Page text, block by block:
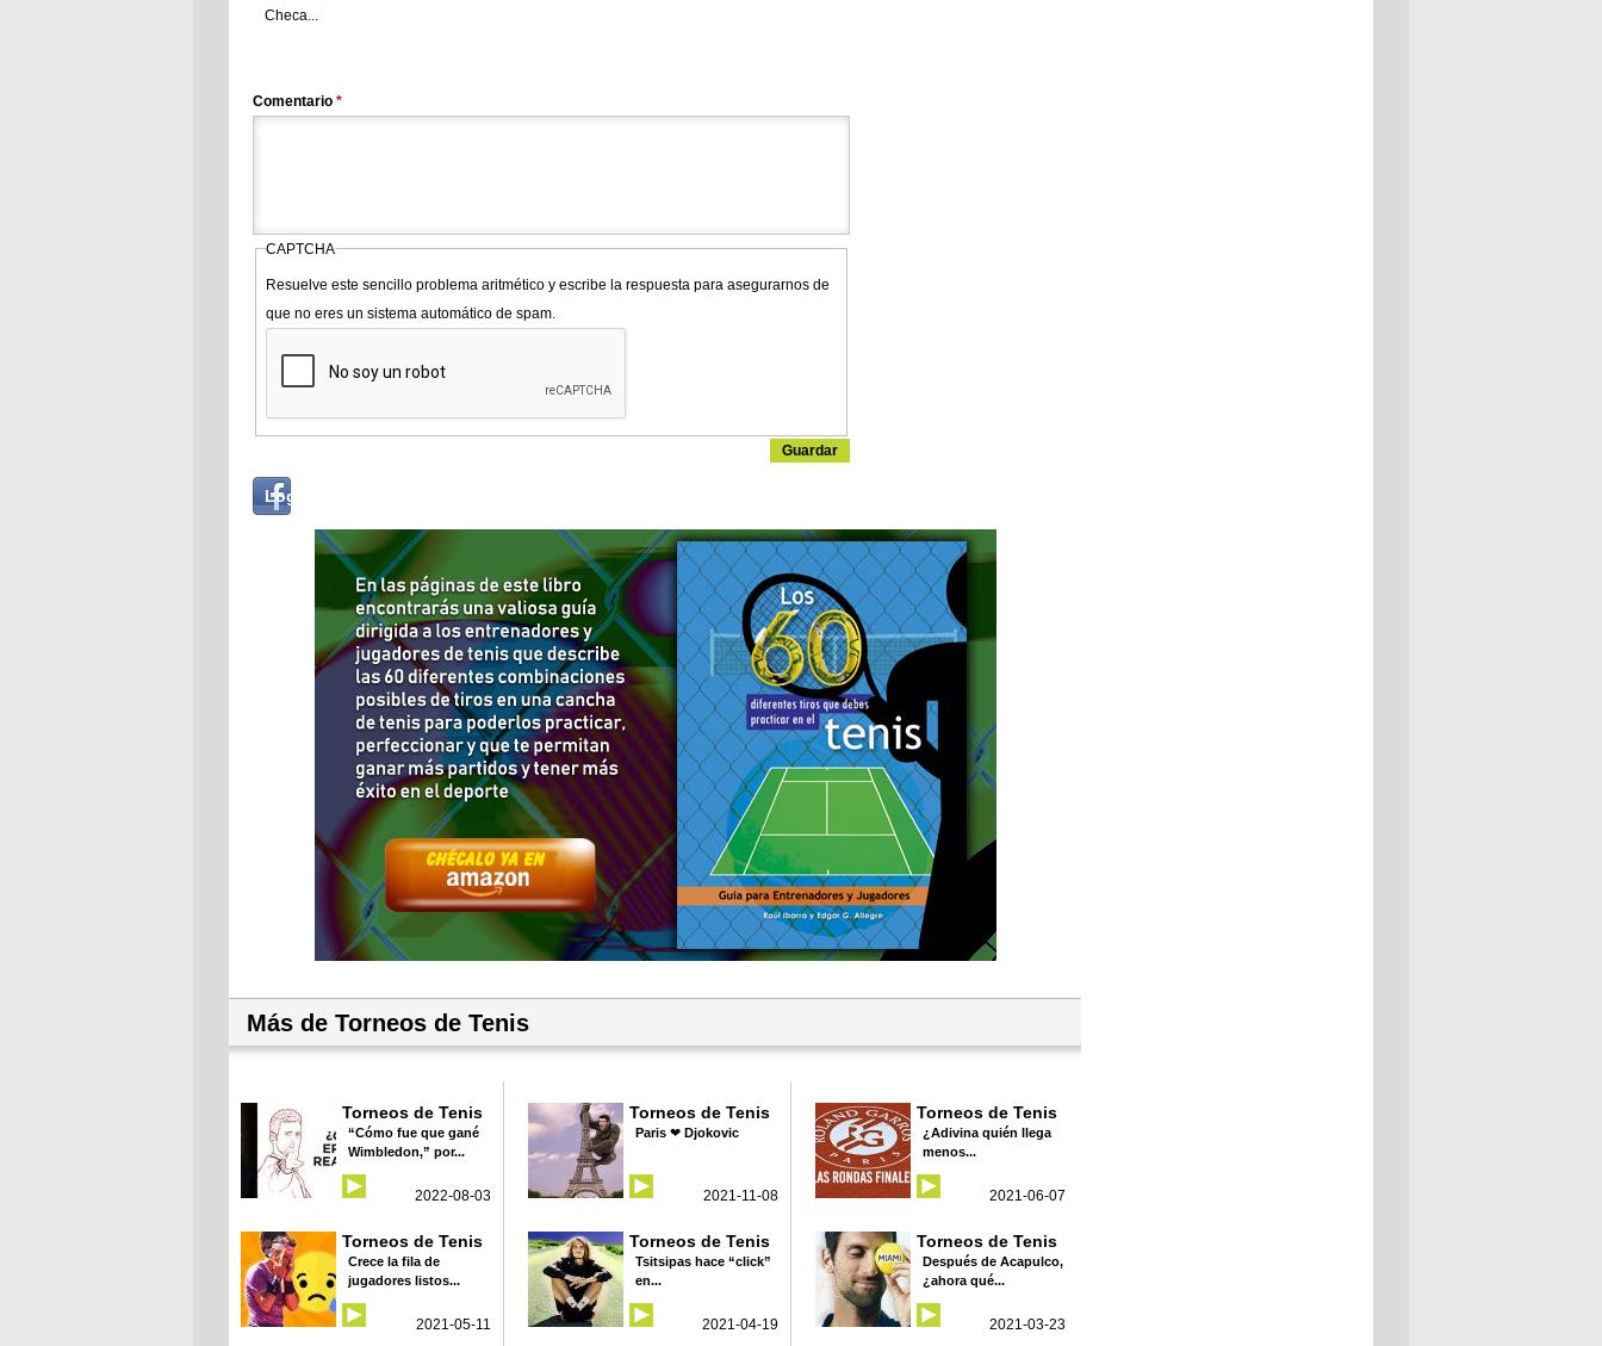
Checa...
Comentario *
CAPTCHA
Resuelve este sencillo problema aritmético y escribe la respuesta para asegurarnos de
que no eres un sistema automático de spam.
Log in with...
Más de Torneos de Tenis
Torneos de Tenis
“Cómo fue que gané
Wimbledon,” por...
2022-08-03
Torneos de Tenis
Paris ❤ Djokovic
2021-11-08
Torneos de Tenis
¿Adivina quién llega
menos...
2021-06-07
Torneos de Tenis
Crece la fila de
jugadores listos...
2021-05-11
Torneos de Tenis
Tsitsipas hace “click”
en...
2021-04-19
Torneos de Tenis
Después de Acapulco,
¿ahora qué...
2021-03-23